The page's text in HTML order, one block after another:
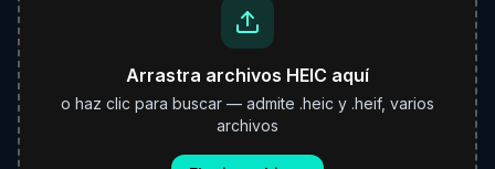
Arrastra archivos HEIC aquí
o haz clic para buscar — admite .heic y .heif, varios
archivos